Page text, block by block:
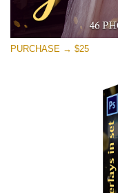
PURCHASE → $25